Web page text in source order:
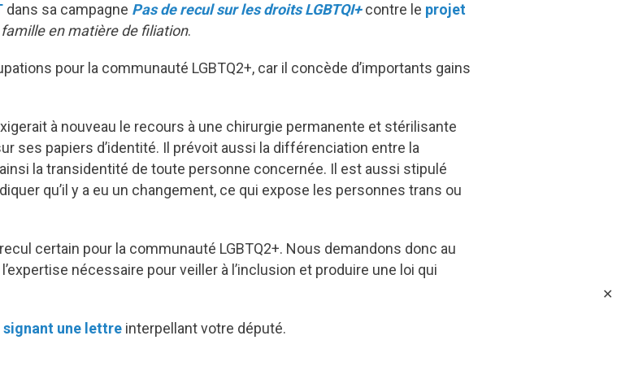
✕
dans sa campagne Pas de recul sur les droits LGBTQI+contre le projet
en matière de filiation.
pour la communauté LGBTQ2+, car il concède d’importants gains
à nouveau le recours à une chirurgie permanente et stérilisante
ses papiers d’identité. Il prévoit aussi la différenciation entre la
la transidentité de toute personne concernée. Il est aussi stipulé
qu’il y a eu un changement, ce qui expose les personnes trans ou
certain pour la communauté LGBTQ2+. Nous demandons donc au
nécessaire pour veiller à l’inclusion et produire une loi qui
signant une lettre interpellant votre député.